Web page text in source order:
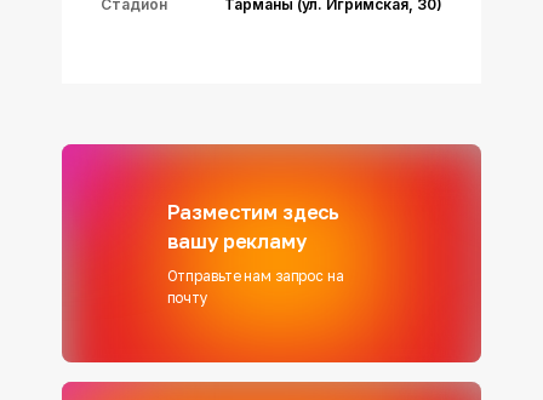
Стадион Тарманы (ул. Игримская, 30)
Разместим здесь
вашу рекламу
Отправьте нам запрос на
почту